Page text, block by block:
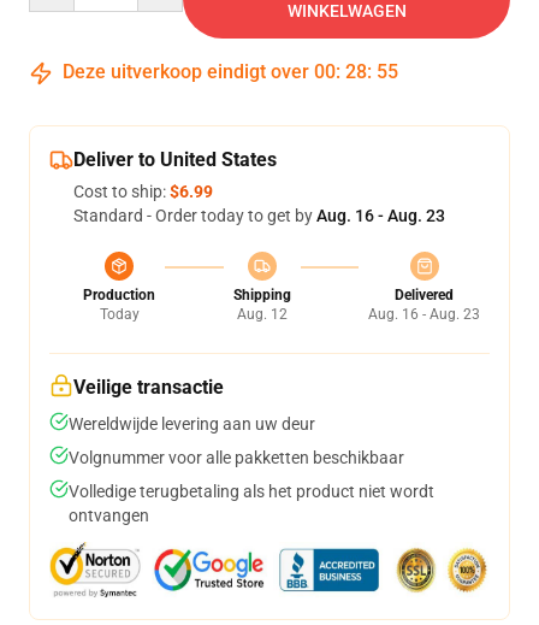
WINKELWAGEN
Deze uitverkoop eindigt over 00: 28: 54
Deliver to United States
Cost to ship:$6.99
Standard - Order today to get byAug. 16 - Aug. 23
Production
Today
Shipping
Aug. 12
Delivered
Aug. 16 - Aug. 23
Veilige transactie
Wereldwijde levering aan uw deur
Volgnummer voor alle pakketten beschikbaar
Volledige terugbetaling als het product niet wordt
ontvangen